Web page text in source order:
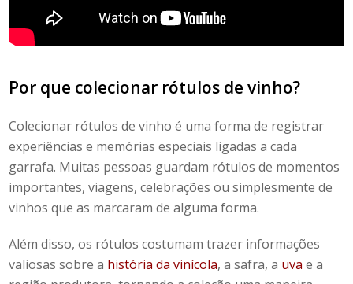
Por que colecionar rótulos de vinho?
Colecionar rótulos de vinho é uma forma de registrar
experiências e memórias especiais ligadas a cada
garrafa. Muitas pessoas guardam rótulos de momentos
importantes, viagens, celebrações ou simplesmente de
vinhos que as marcaram de alguma forma.
Além disso, os rótulos costumam trazer informações
valiosas sobre a história da vinícola, a safra, a uva e a